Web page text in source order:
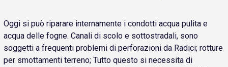
Oggi si può riparare internamente i condotti acqua pulita e
acqua delle fogne. Canali di scolo e sottostradali, sono
soggetti a frequenti problemi di perforazioni da Radici; rotture
per smottamenti terreno; Tutto questo si necessita di